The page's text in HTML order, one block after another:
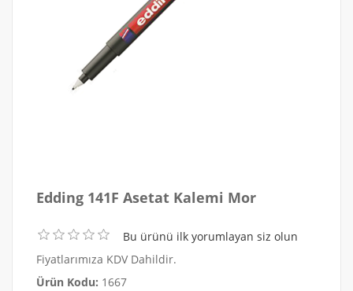
Edding 141F Asetat Kalemi Mor
Bu ürünü ilk yorumlayan siz olun
Fiyatlarımıza KDV Dahildir.
Ürün Kodu: 1667